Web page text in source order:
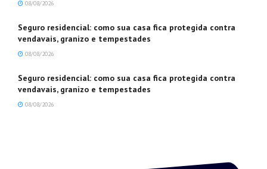
08/08/2026
Seguro residencial: como sua casa fica protegida contra
vendavais, granizo e tempestades
08/08/2026
Seguro residencial: como sua casa fica protegida contra
vendavais, granizo e tempestades
08/08/2026